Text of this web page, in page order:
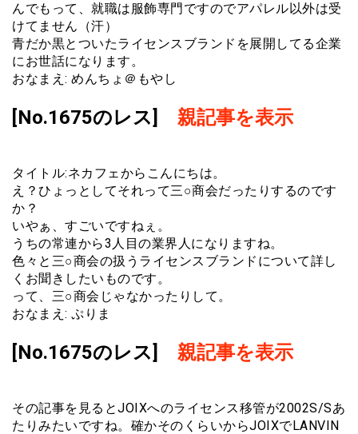
んでもって、就職は服飾専門ですのでアパレル以外は受
けてません（汗）
青だか黒とついたライセンスブランドを展開してる企業
にお世話になります。
おなまえ: めんちょ＠もやし
[No.1675のレス] 親記事を表示
タイトル:ネカフェからこんにちは。
え？ひょっとしてそれって三○商会だったりするのです
か？
いやぁ、すごいですねぇ。
うちの常連から3人目の業界人になりますね。
色々と三○商会の扱うライセンスブランドについて詳し
くお聞きしたいものです。
って、三○商会じゃなかったりして。
おなまえ: ぷりま
[No.1675のレス] 親記事を表示
その記事を見るとJOIXへのライセンス移管が2002S/Sあ
たりみたいですね。確かそのくらいからJOIXでLANVIN